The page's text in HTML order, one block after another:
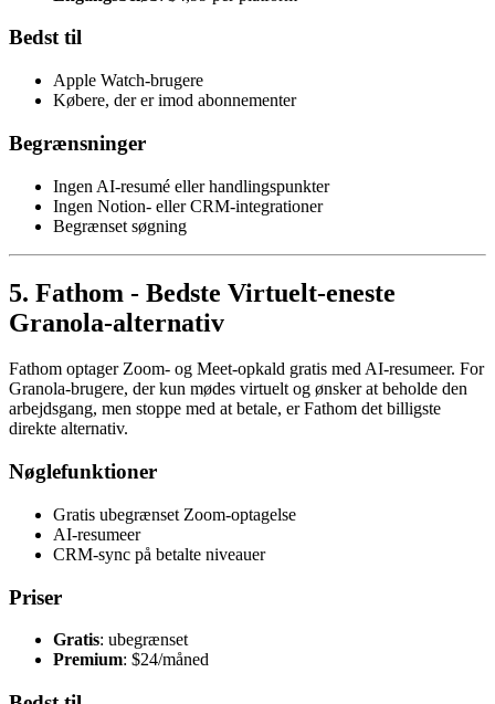
Bedst til
Apple Watch-brugere
Købere, der er imod abonnementer
Begrænsninger
Ingen AI-resumé eller handlingspunkter
Ingen Notion- eller CRM-integrationer
Begrænset søgning
5. Fathom - Bedste Virtuelt-eneste
Granola-alternativ
Fathom optager Zoom- og Meet-opkald gratis med AI-resumeer. For
Granola-brugere, der kun mødes virtuelt og ønsker at beholde den
arbejdsgang, men stoppe med at betale, er Fathom det billigste
direkte alternativ.
Nøglefunktioner
Gratis ubegrænset Zoom-optagelse
AI-resumeer
CRM-sync på betalte niveauer
Priser
Gratis: ubegrænset
Premium: $24/måned